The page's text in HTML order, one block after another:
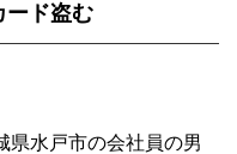
ード盗む
水戸市の会社員の男